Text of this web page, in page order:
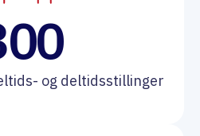
og deltidsstillinger